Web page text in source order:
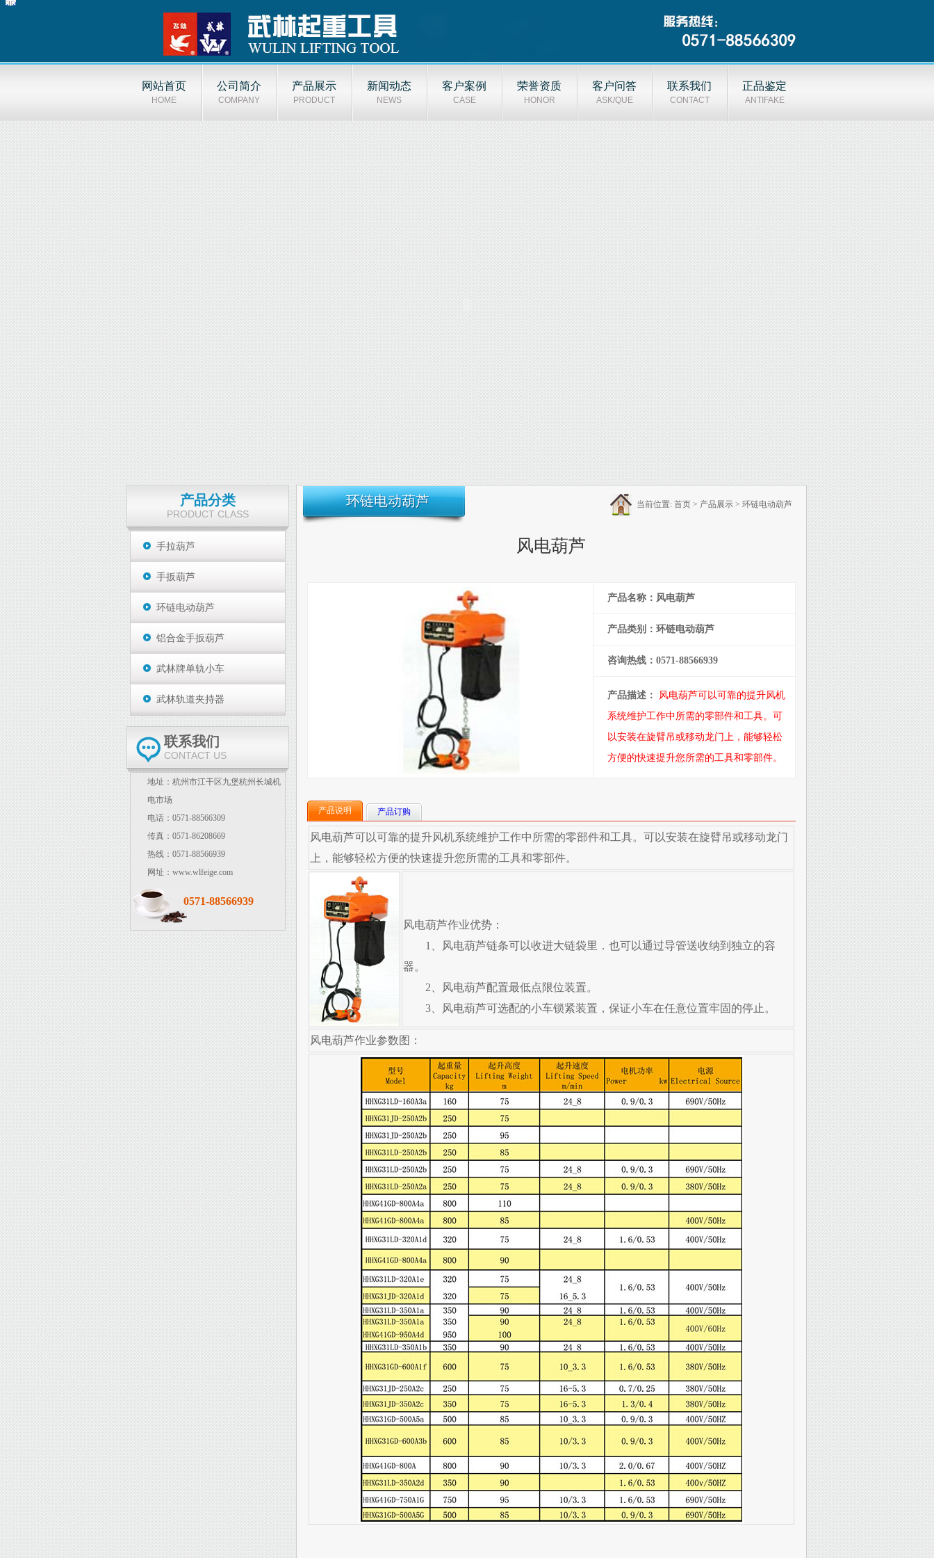
网站首页
HOME
公司简介
COMPANY
产品展示
PRODUCT
新闻动态
NEWS
客户案例
CASE
荣誉资质
HONOR
客户问答
ASK/QUE
联系我们
CONTACT
正品鉴定
ANTIFAKE
产品分类
PRODUCT CLASS
手拉葫芦
手扳葫芦
环链电动葫芦
铝合金手扳葫芦
武林牌单轨小车
武林轨道夹持器
联系我们
CONTACT US
地址：杭州市江干区九堡杭州长城机
电市场
电话：0571-88566309
传真：0571-86208669
热线：0571-88566939
网址：www.wlfeige.com
0571-88566939
环链电动葫芦 当前位置: 首页 > 产品展示 > 环链电动葫芦
风电葫芦
产品名称：风电葫芦
产品类别：环链电动葫芦
咨询热线：0571-88566939
产品描述：
风电葫芦可以可靠的提升风机
系统维护工作中所需的零部件和工具。可
以安装在旋臂吊或移动龙门上，能够轻松
方便的快速提升您所需的工具和零部件。
产品说明 产品订购
风电葫芦可以可靠的提升风机系统维护工作中所需的零部件和工具。可以安装在旋臂吊或移动龙门
上，能够轻松方便的快速提升您所需的工具和零部件。
风电葫芦作业优势：
1、风电葫芦链条可以收进大链袋里．也可以通过导管送收纳到独立的容
器。
2、风电葫芦配置最低点限位装置。
3、风电葫芦可选配的小车锁紧装置，保证小车在任意位置牢固的停止。
风电葫芦作业参数图：